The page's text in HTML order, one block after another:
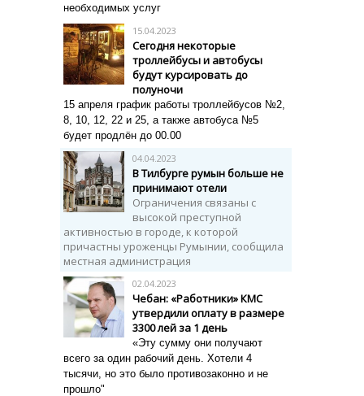
необходимых услуг
15.04.2023
Сегодня некоторые
троллейбусы и автобусы
будут курсировать до
полуночи
15 апреля график работы троллейбусов №2,
8, 10, 12, 22 и 25, а также автобуса №5
будет продлён до 00.00
04.04.2023
В Тилбурге румын больше не
принимают отели
Ограничения связаны с
высокой преступной
активностью в городе, к которой
причастны уроженцы Румынии, сообщила
местная администрация
02.04.2023
Чебан: «Работники» КМС
утвердили оплату в размере
3300 лей за 1 день
«Эту сумму они получают
всего за один рабочий день. Хотели 4
тысячи, но это было противозаконно и не
прошло"